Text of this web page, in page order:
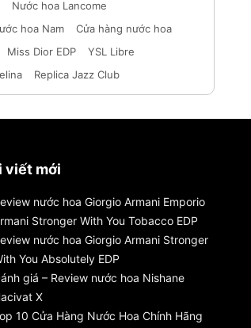
Nước hoa Lancome
hoa Nam
Cửa hàng nước hoa
Miss Dior EDP
YSL Libre
Replica Jazz Club
viết mới
nước hoa Giorgio Armani Emporio
Stronger With You Tobacco EDP
nước hoa Giorgio Armani Stronger
You Absolutely EDP
giá – Review nước hoa Nishane
X
10 Cửa Hàng Nước Hoa Chính Hãng